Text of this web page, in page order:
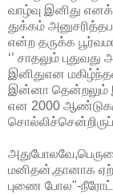
வாழ்வு இனிது
துக்கம்
என்ற தருக்க
‘’ சாதலும் புதுவது
இனிதுஎன
இன்னா தென்றலும்
என 2000
மனிதன்,தானாக
புணை போல"-